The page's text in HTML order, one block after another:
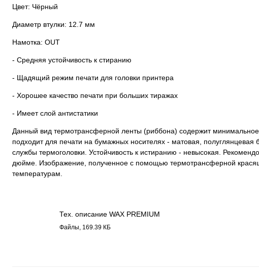
Цвет: Чёрный
Диаметр втулки: 12.7 мм
Намотка: OUT
- Средняя устойчивость к стиранию
- Щадящий режим печати для головки принтера
- Хорошее качество печати при больших тиражах
- Имеет слой антистатики
Данный вид термотрансферной ленты (риббона) содержит
подходит для печати на бумажных носителях - матовая,
службы термоголовки. Устойчивость к истиранию - невысокая.
дюйме. Изображение, полученное с помощью термотрансферной
температурам.
Тех. описание WAX PREMIUM
2210.pdf
Файлы, 169.39 КБ